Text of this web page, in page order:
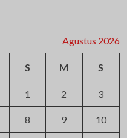
Agustus 2026
S M S
1 2 3
8 9 10